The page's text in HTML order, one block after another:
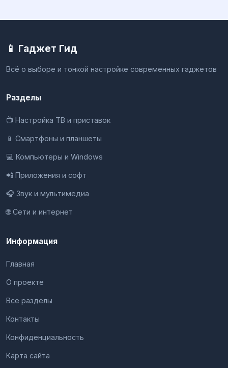
📱 Гаджет Гид
Всё о выборе и тонкой настройке современных гаджетов
Разделы
📺 Настройка ТВ и приставок
📱 Смартфоны и планшеты
💻 Компьютеры и Windows
📲 Приложения и софт
🎧 Звук и мультимедиа
🌐 Сети и интернет
Информация
Главная
О проекте
Все разделы
Контакты
Конфиденциальность
Карта сайта